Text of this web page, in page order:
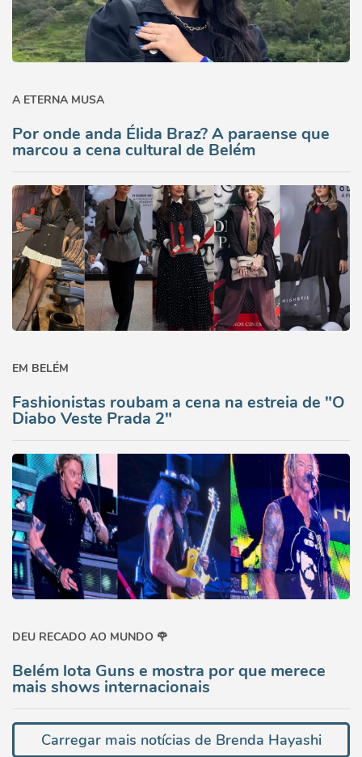
A ETERNA MUSA
Por onde anda Élida Braz? A paraense que
marcou a cena cultural de Belém
EM BELÉM
Fashionistas roubam a cena na estreia de "O
Diabo Veste Prada 2"
DEU RECADO AO MUNDO 🌹
Belém lota Guns e mostra por que merece
mais shows internacionais
Carregar mais notícias de Brenda Hayashi